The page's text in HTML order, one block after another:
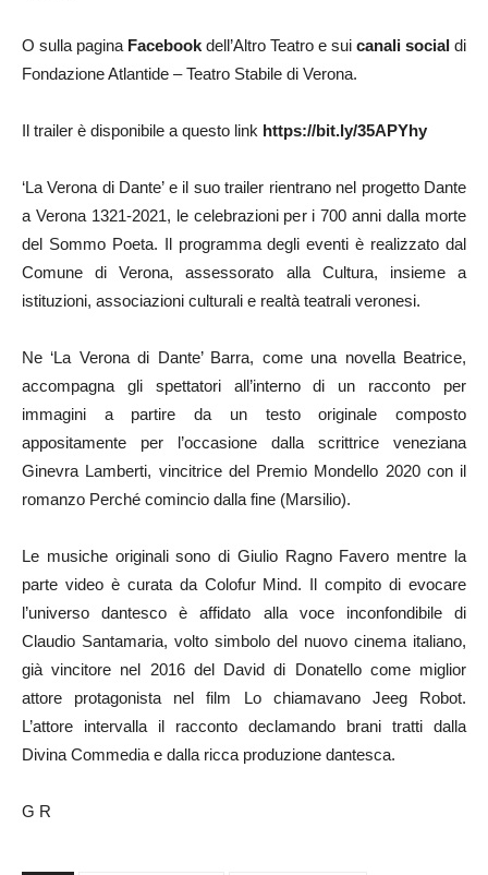
O sulla pagina Facebook dell’Altro Teatro e sui canali social di
Fondazione Atlantide – Teatro Stabile di Verona.
Il trailer è disponibile a questo link https://bit.ly/35APYhy
‘La Verona di Dante’ e il suo trailer rientrano nel progetto Dante
a Verona 1321-2021, le celebrazioni per i 700 anni dalla morte
del Sommo Poeta. Il programma degli eventi è realizzato dal
Comune di Verona, assessorato alla Cultura, insieme a
istituzioni, associazioni culturali e realtà teatrali veronesi.
Ne ‘La Verona di Dante’ Barra, come una novella Beatrice,
accompagna gli spettatori all’interno di un racconto per
immagini a partire da un testo originale composto
appositamente per l’occasione dalla scrittrice veneziana
Ginevra Lamberti, vincitrice del Premio Mondello 2020 con il
romanzo Perché comincio dalla fine (Marsilio).
Le musiche originali sono di Giulio Ragno Favero mentre la
parte video è curata da Colofur Mind. Il compito di evocare
l’universo dantesco è affidato alla voce inconfondibile di
Claudio Santamaria, volto simbolo del nuovo cinema italiano,
già vincitore nel 2016 del David di Donatello come miglior
attore protagonista nel film Lo chiamavano Jeeg Robot.
L’attore intervalla il racconto declamando brani tratti dalla
Divina Commedia e dalla ricca produzione dantesca.
G R